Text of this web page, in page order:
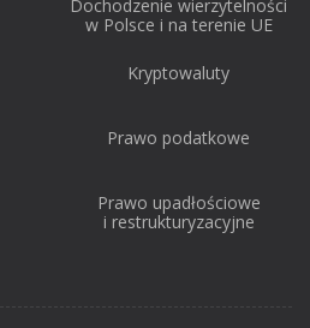
Dochodzenie wierzytelności
w Polsce i na terenie UE
Kryptowaluty
Prawo podatkowe
Prawo upadłościowe
i restrukturyzacyjne